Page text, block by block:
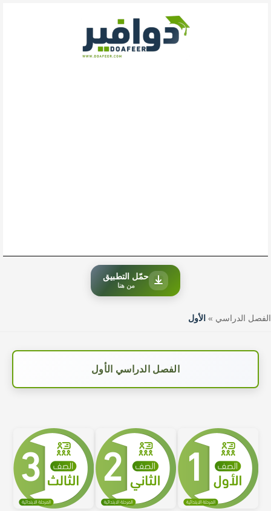
حمّل التطبيق
من هنا
الفصل الدراسي » الأول
الفصل الدراسي الأول